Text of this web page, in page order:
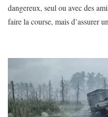
dangereux, seul ou avec des
faire la course, mais d’assurer